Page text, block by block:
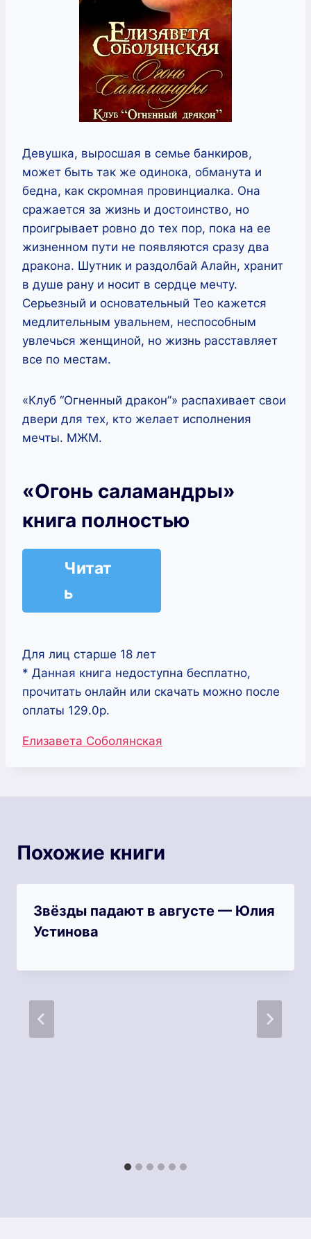
Девушка, выросшая в семье банкиров,
может быть так же одинока, обманута и
бедна, как скромная провинциалка. Она
сражается за жизнь и достоинство, но
проигрывает ровно до тех пор, пока на ее
жизненном пути не появляются сразу два
дракона. Шутник и раздолбай Алайн, хранит
в душе рану и носит в сердце мечту.
Серьезный и основательный Тео кажется
медлительным увальнем, неспособным
увлечься женщиной, но жизнь расставляет
все по местам.
«Клуб “Огненный дракон”» распахивает свои
двери для тех, кто желает исполнения
мечты. МЖМ.
«Огонь саламандры»
книга полностью
Читат
ь
Для лиц старше 18 лет
* Данная книга недоступна бесплатно,
прочитать онлайн или скачать можно после
оплаты 129.0р.
Метки
Елизавета Соболянская
Похожие книги
Звёзды падают в августе — Юлия
Устинова